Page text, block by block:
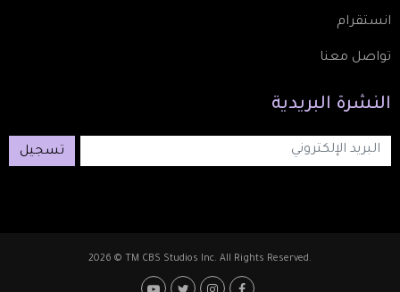
انستقرام
تواصل معنا
النشرة البريدية
تسجيل
2026 © TM CBS Studios Inc. All Rights Reserved.
Footer: Social Media